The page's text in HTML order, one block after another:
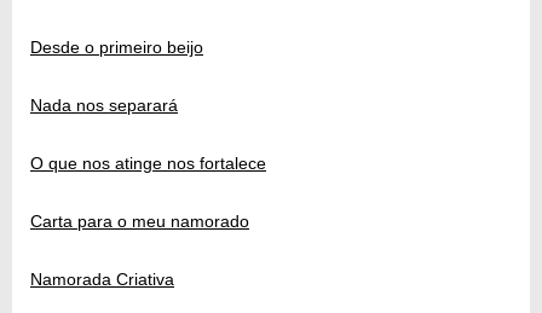
Desde o primeiro beijo
Nada nos separará
O que nos atinge nos fortalece
Carta para o meu namorado
Namorada Criativa